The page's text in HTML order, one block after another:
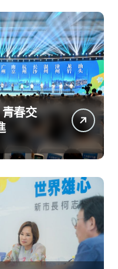
青春交